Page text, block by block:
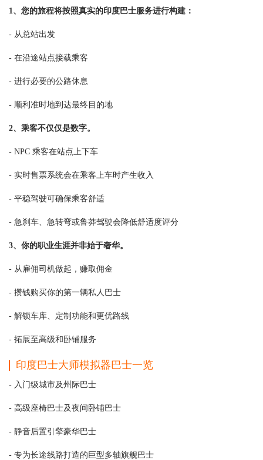
1、您的旅程将按照真实的印度巴士服务进行构建：
- 从总站出发
- 在沿途站点接载乘客
- 进行必要的公路休息
- 顺利准时地到达最终目的地
2、乘客不仅仅是数字。
- NPC 乘客在站点上下车
- 实时售票系统会在乘客上车时产生收入
- 平稳驾驶可确保乘客舒适
- 急刹车、急转弯或鲁莽驾驶会降低舒适度评分
3、你的职业生涯并非始于奢华。
- 从雇佣司机做起，赚取佣金
- 攒钱购买你的第一辆私人巴士
- 解锁车库、定制功能和更优路线
- 拓展至高级和卧铺服务
印度巴士大师模拟器巴士一览
- 入门级城市及州际巴士
- 高级座椅巴士及夜间卧铺巴士
- 静音后置引擎豪华巴士
- 专为长途线路打造的巨型多轴旗舰巴士